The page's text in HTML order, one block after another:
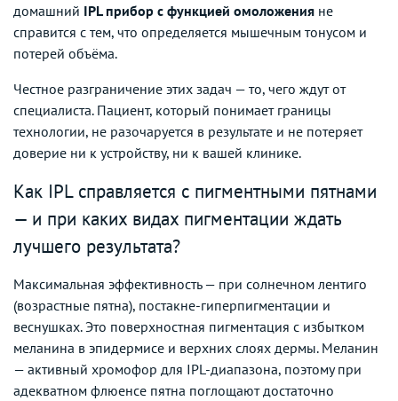
домашний IPL прибор с функцией омоложения не
справится с тем, что определяется мышечным тонусом и
потерей объёма.
Честное разграничение этих задач — то, чего ждут от
специалиста. Пациент, который понимает границы
технологии, не разочаруется в результате и не потеряет
доверие ни к устройству, ни к вашей клинике.
Как IPL справляется с пигментными пятнами
— и при каких видах пигментации ждать
лучшего результата?
Максимальная эффективность — при солнечном лентиго
(возрастные пятна), постакне-гиперпигментации и
веснушках. Это поверхностная пигментация с избытком
меланина в эпидермисе и верхних слоях дермы. Меланин
— активный хромофор для IPL-диапазона, поэтому при
адекватном флюенсе пятна поглощают достаточно